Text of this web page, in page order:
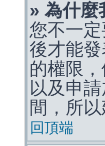
» 為什麼
您不一
後才能
的權限
以及申
間，所以
回頂端